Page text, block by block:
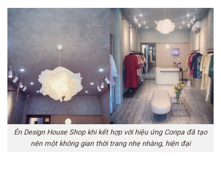
Én Design House Shop khi kết hợp với hiệu ứng Conpa đã tạo
nên một không gian thời trang nhẹ nhàng, hiện đại